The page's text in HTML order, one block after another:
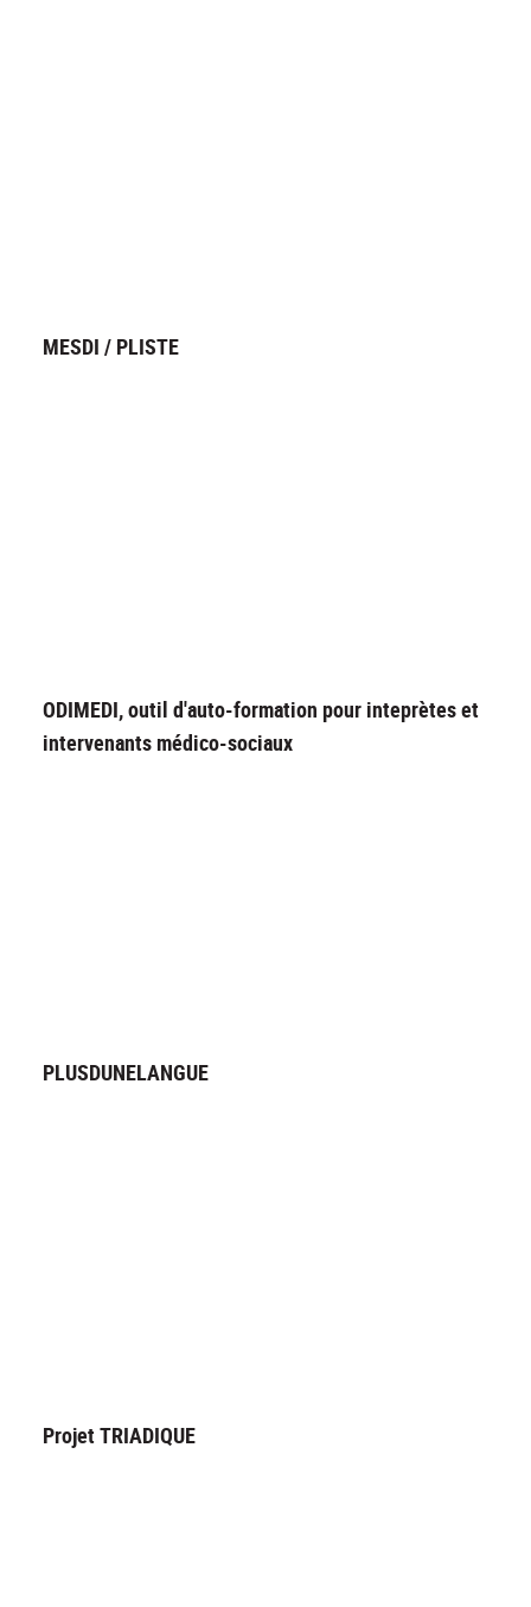
MESDI / PLISTE
ODIMEDI, outil d'auto-formation pour inteprètes et
intervenants médico-sociaux
PLUSDUNELANGUE
Projet TRIADIQUE